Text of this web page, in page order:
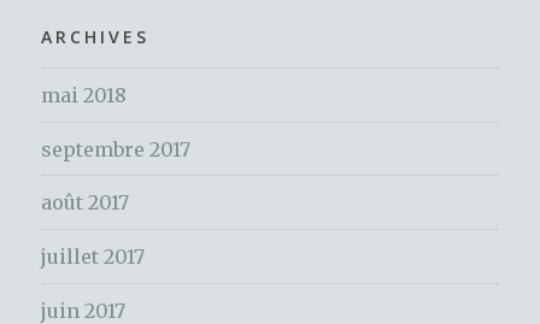
k
h
r
e
:
ARCHIVES
mai 2018
septembre 2017
août 2017
juillet 2017
juin 2017